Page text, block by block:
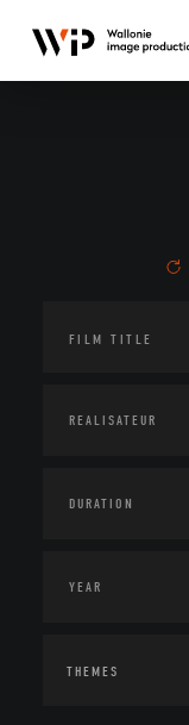
THEMES